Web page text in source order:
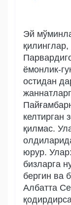
Эй
ёмонлик-
остидан
келтирган
қилмас.
юрур.
бизларга
бергин ва
Албатта